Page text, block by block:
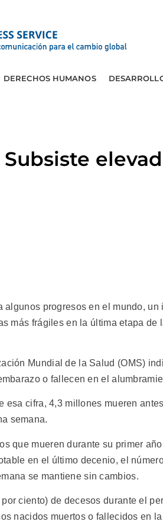
DERECHOS HUMANOS
Subsiste
algunos progresos en el mundo,
más frágiles en la última etapa de
Mundial de la Salud (OMS)
o fallecen en el
esa cifra, 4,3 millones mueren
semana.
que mueren durante su primer
en el último decenio, el
se mantiene sin cambios.
ciento) de decesos durante el
nacidos muertos o fallecidos en